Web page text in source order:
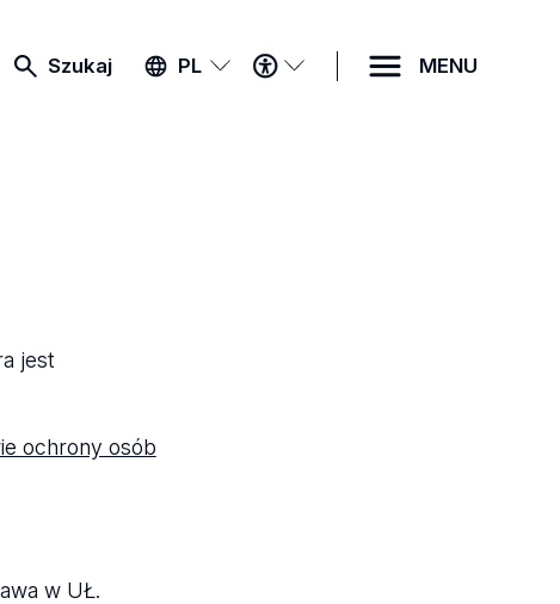
Szukaj PL
MENU
DOSTĘPNOŚCI
MENU
jest
ochrony osób
w UŁ.